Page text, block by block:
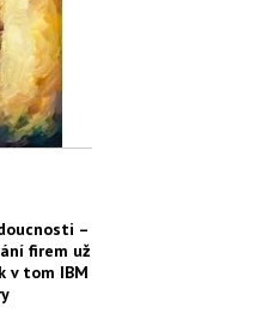
–
firem už
v tom IBM